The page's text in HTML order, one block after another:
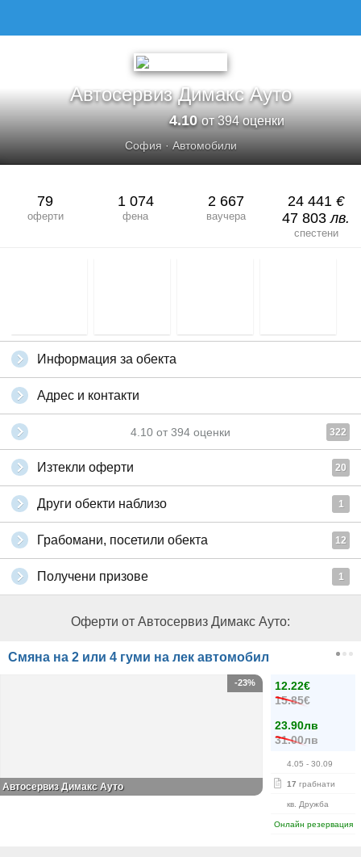
Автосервиз Димaкс Ауто
4.10от 394 оценки
София·Автомобили
79
оферти
1 074
фена
2 667
ваучера
24 441 €
47 803лв.
спестени
Информация за обекта
Адрес и контакти
4.10 от 394 оценки 322
Изтекли оферти 20
Други обекти наблизо 1
Грабомани, посетили обекта 12
Получени призове 1
Оферти от Автосервиз Димaкс Ауто:
Смяна на 2 или 4 гуми на лек автомобил
12.22€
15.85€
23.90лв
31.00лв
4.05 - 30.09
17 грабнати
кв. Дружба
Онлайн резервация
-23%
Автосервиз Димaкс Ауто